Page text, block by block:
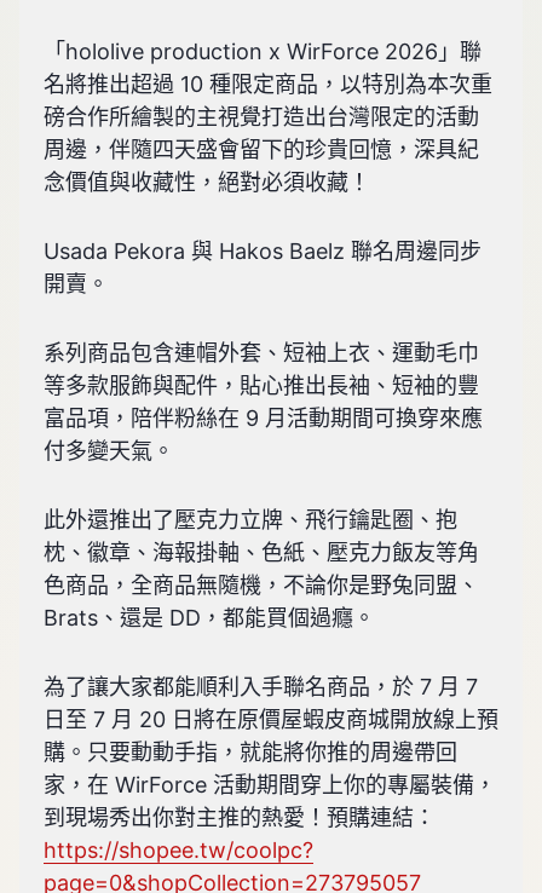
「hololive production x WirForce 2026」聯
名將推出超過 10 種限定商品，以特別為本次重
磅合作所繪製的主視覺打造出台灣限定的活動
周邊，伴隨四天盛會留下的珍貴回憶，深具紀
念價值與收藏性，絕對必須收藏！
Usada Pekora 與 Hakos Baelz 聯名周邊同步
開賣。
系列商品包含連帽外套、短袖上衣、運動毛巾
等多款服飾與配件，貼心推出長袖、短袖的豐
富品項，陪伴粉絲在 9 月活動期間可換穿來應
付多變天氣。
此外還推出了壓克力立牌、飛行鑰匙圈、抱
枕、徽章、海報掛軸、色紙、壓克力飯友等角
色商品，全商品無隨機，不論你是野兔同盟、
Brats、還是 DD，都能買個過癮。
為了讓大家都能順利入手聯名商品，於 7 月 7
日至 7 月 20 日將在原價屋蝦皮商城開放線上預
購。只要動動手指，就能將你推的周邊帶回
家，在 WirForce 活動期間穿上你的專屬裝備，
到現場秀出你對主推的熱愛！預購連結：
https://shopee.tw/coolpc?
page=0&shopCollection=273795057